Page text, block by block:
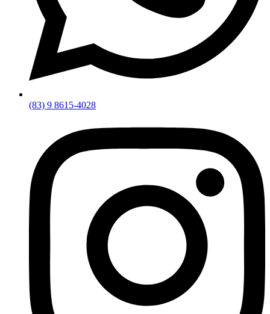
(83) 9 8615-4028